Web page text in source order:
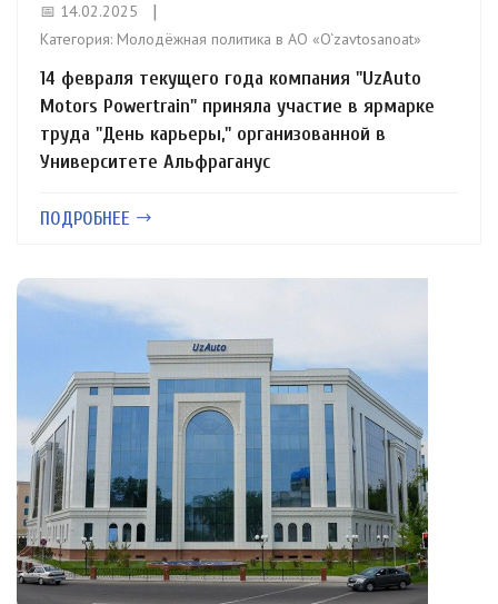
📅 14.02.2025
Категория: Молодёжная политика в АО «O‘zavtosanoat»
14 февраля текущего года компания "UzAuto
Motors Powertrain" приняла участие в ярмарке
труда "День карьеры," организованной в
Университете Альфраганус
ПОДРОБНЕЕ